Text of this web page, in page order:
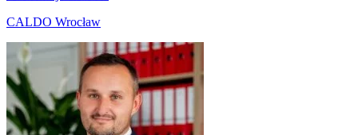
CALDO Wrocław